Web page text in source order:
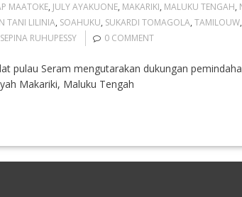
MAATOKE, JULY AYAKUONE, MAKARIKI, MALUKU TENGAH,
TANI LILINIA, SOAHUKU, SUKARDI TOMAGOLA, TAMILOUW,
RUHUPESSY 0 COMMENT
pulau Seram mengutarakan dukungan
Makariki, Maluku Tengah